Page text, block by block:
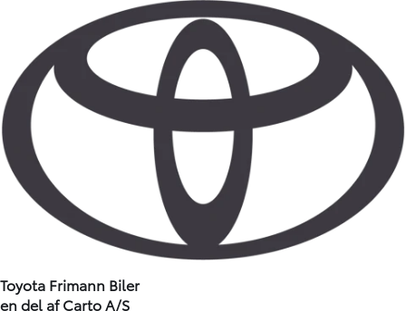
Toyota Frimann Biler
en del af Carto A/S